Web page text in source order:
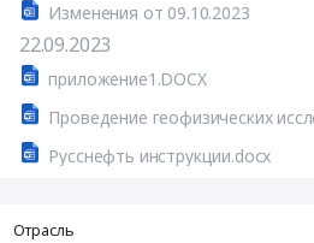
Изменения от 09.10.2023
22.09.2023
приложение1.DOCX
Русснефть инструкции.docx
Отрасль